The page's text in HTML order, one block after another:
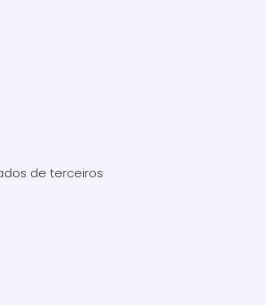
de terceiros